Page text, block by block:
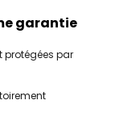
garantie
protégées par